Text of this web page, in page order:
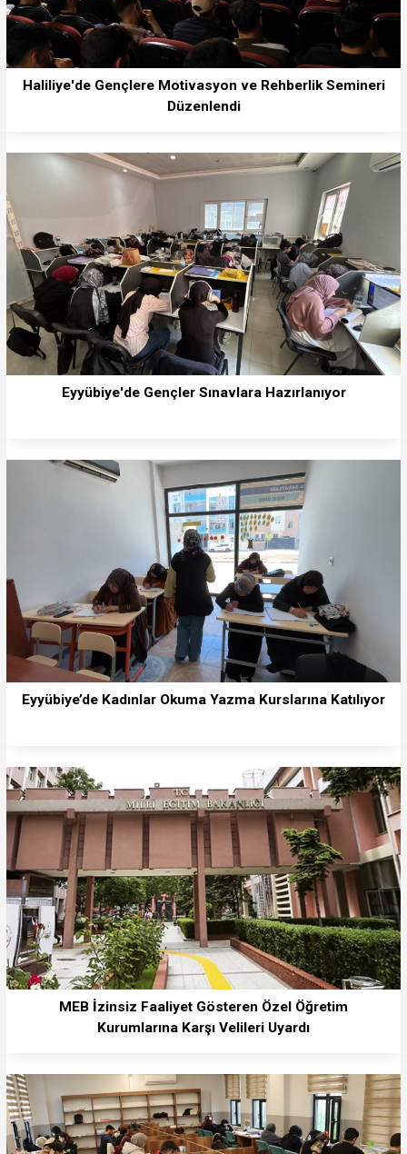
Haliliye'de Gençlere Motivasyon ve Rehberlik Semineri
Düzenlendi
Eyyübiye'de Gençler Sınavlara Hazırlanıyor
Eyyübiye’de Kadınlar Okuma Yazma Kurslarına Katılıyor
MEB İzinsiz Faaliyet Gösteren Özel Öğretim
Kurumlarına Karşı Velileri Uyardı